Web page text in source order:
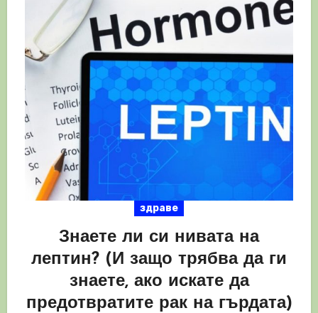
здраве
Знаете ли си нивата на
лептин? (И защо трябва да ги
знаете, ако искате да
предотвратите рак на гърдата)